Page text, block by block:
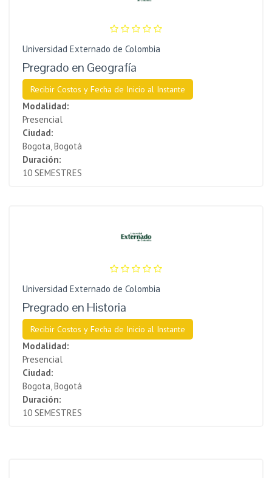
Universidad Externado de Colombia
Pregrado en Geografía
Recibir Costos y Fecha de Inicio al Instante
Modalidad:
Presencial
Ciudad:
Bogota, Bogotá
Duración:
10 SEMESTRES
Universidad Externado de Colombia
Pregrado en Historia
Recibir Costos y Fecha de Inicio al Instante
Modalidad:
Presencial
Ciudad:
Bogota, Bogotá
Duración:
10 SEMESTRES